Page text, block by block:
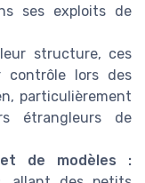
ses exploits de
structure, ces
contrôle lors des
particulièrement
étrangleurs de
de modèles :